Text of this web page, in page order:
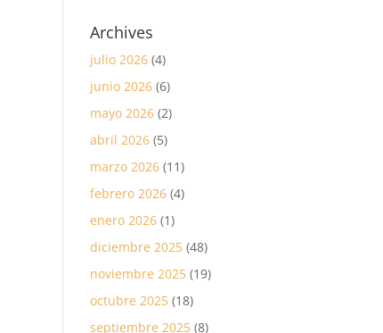
Archives
julio 2026 (4)
junio 2026 (6)
mayo 2026 (2)
abril 2026 (5)
marzo 2026 (11)
febrero 2026 (4)
enero 2026 (1)
diciembre 2025 (48)
noviembre 2025 (19)
octubre 2025 (18)
septiembre 2025 (8)